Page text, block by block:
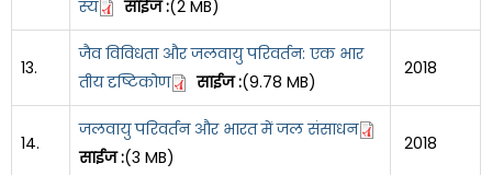
स्य
साईज :(2 MB)
13.
जैव विविधता और जलवायु परिवर्तन: एक भार
तीय दृष्टिकोण
साईज :(9.78 MB)
2018
14.
जलवायु परिवर्तन और भारत में जल संसाधन
साईज :(3 MB)
2018